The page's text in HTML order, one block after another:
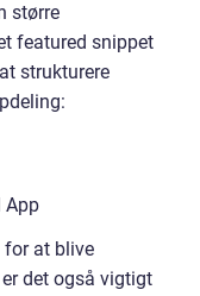
større
featured snippet
strukturere
App
for at blive
det også vigtigt